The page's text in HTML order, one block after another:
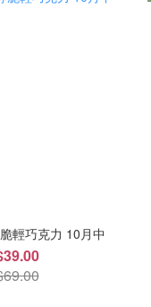
輕巧克力 10月中